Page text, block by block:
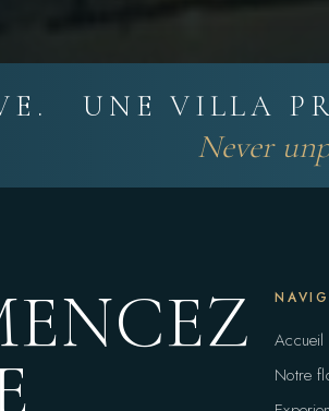
UNE VILLA
Never
Accueil
Notre